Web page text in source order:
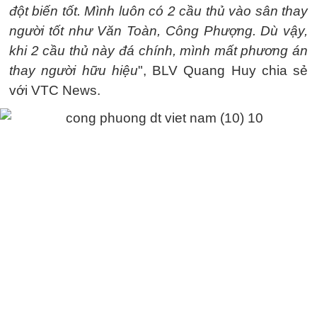
đột biến tốt. Mình luôn có 2 cầu thủ vào sân thay
người tốt như Văn Toàn, Công Phượng. Dù vậy,
khi 2 cầu thủ này đá chính, mình mất phương án
thay người hữu hiệu", BLV Quang Huy chia sẻ
với VTC News.